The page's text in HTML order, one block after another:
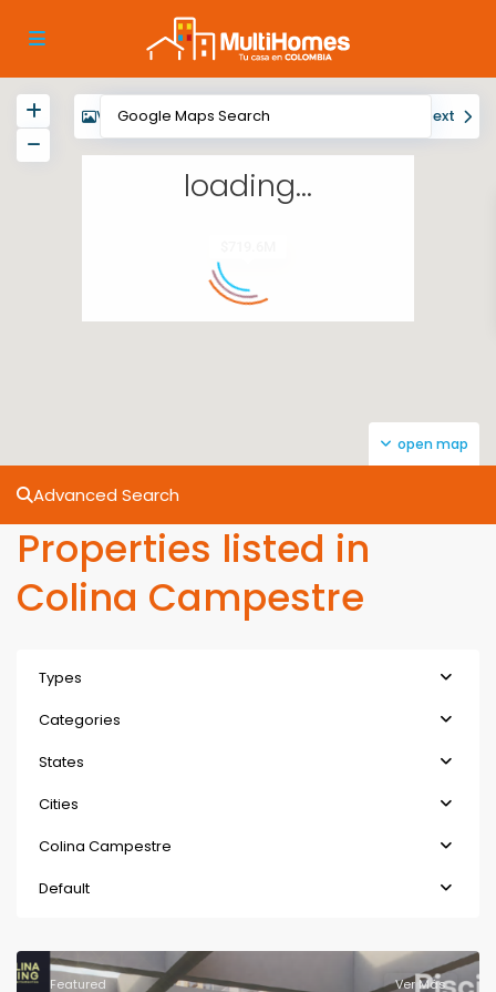
loading...
open map
View My Location Next
Advanced Search
Properties listed in
Colina Campestre
Types
Categories
States
Cities
Colina Campestre
Default
Featured Ver Más